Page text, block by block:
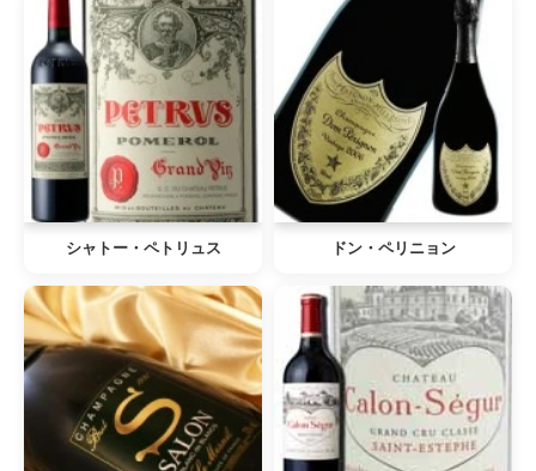
シャトー・ペトリュス ドン・ペリニョン